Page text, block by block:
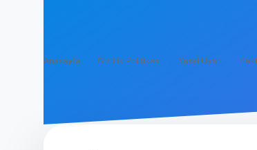
Anasayfa Gizlilik Politikası Yasal Uyarı